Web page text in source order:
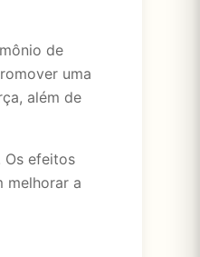
de
uma
além de
Os efeitos
melhorar a